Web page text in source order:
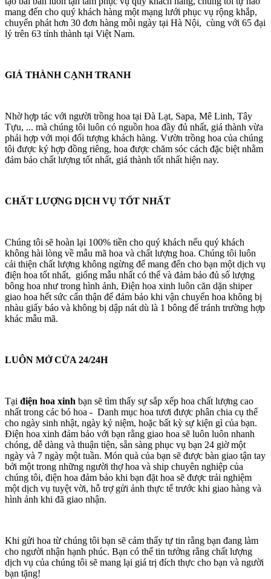
mang đến cho quý khách hàng một mạng lưới phục vụ rộng khắp,
chuyển phát hơn 30 đơn hàng mỗi ngày tại Hà Nội, cùng với 65 đại
lý trên 63 tỉnh thành tại Việt Nam.
GIÁ THÀNH CẠNH TRANH
Nhờ hợp tác với người trồng hoa tại Đà Lạt, Sapa, Mê Linh, Tây
Tựu, ... mà chúng tôi luôn có nguồn hoa đầy đủ nhất, giá thành vừa
phải hợp với mọi đối tượng khách hàng. Vườn trồng hoa của chúng
tôi được ký hợp đồng riêng, hoa được chăm sóc cách đặc biệt nhằm
đảm bảo chất lượng tốt nhất, giá thành tốt nhất hiện nay.
CHẤT LƯỢNG DỊCH VỤ TỐT NHẤT
Chúng tôi sẽ hoàn lại 100% tiền cho quý khách nếu quý khách
không hài lòng về mẫu mã hoa và chất lượng hoa. Chúng tôi luôn
cải thiện chất lượng không ngừng để mang đến cho bạn một dịch vụ
điện hoa tốt nhất, giống mẫu nhất có thể và đảm bảo đủ số lượng
bông hoa như trong hình ảnh, Điện hoa xinh luôn căn dặn shiper
giao hoa hết sức cẩn thận để đảm bảo khi vận chuyển hoa không bị
nhàu giấy báo và không bị dập nát dù là 1 bông để tránh trường hợp
khác mẫu mã.
LUÔN MỞ CỬA 24/24H
Tại điện hoa xinh bạn sẽ tìm thấy sự sắp xếp hoa chất lượng cao
nhất trong các bó hoa - Danh mục hoa tươi được phân chia cụ thể
cho ngày sinh nhật, ngày kỷ niệm, hoặc bất kỳ sự kiện gì của bạn.
Điện hoa xinh đảm bảo với bạn rằng giao hoa sẽ luôn luôn nhanh
chóng, dễ dàng và thuận tiện, sẵn sàng phục vụ bạn 24 giờ một
ngày và 7 ngày một tuần. Món quà của bạn sẽ được bàn giao tận tay
bởi một trong những người thợ hoa và ship chuyên nghiệp của
chúng tôi, điện hoa đảm bảo khi bạn đặt hoa sẽ được trải nghiệm
một dịch vụ tuyệt vời, hỗ trợ gửi ảnh thực tế trước khi giao hàng và
hình ảnh khi đã giao nhận.
Khi gửi hoa từ chúng tôi bạn sẽ cảm thấy tự tin rằng bạn đang làm
cho người nhận hạnh phúc. Bạn có thể tin tưởng rằng chất lượng
dịch vụ của chúng tôi sẽ mang lại giá trị đích thực cho bạn và người
bạn tặng!